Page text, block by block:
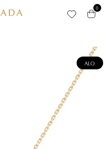
0
ALO